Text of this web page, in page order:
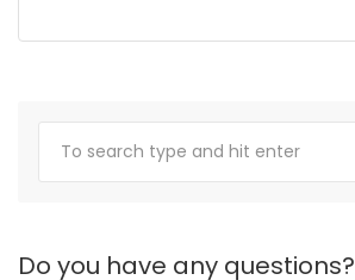
Do you have any questions?